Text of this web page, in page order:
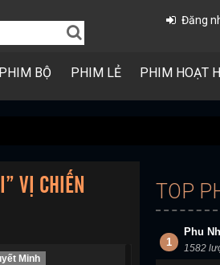
Đăng
PHIM BỘ PHIM LẺ PHIM HOẠT
VỊ CHIẾN
Minh
TOP
1
Phu
1582